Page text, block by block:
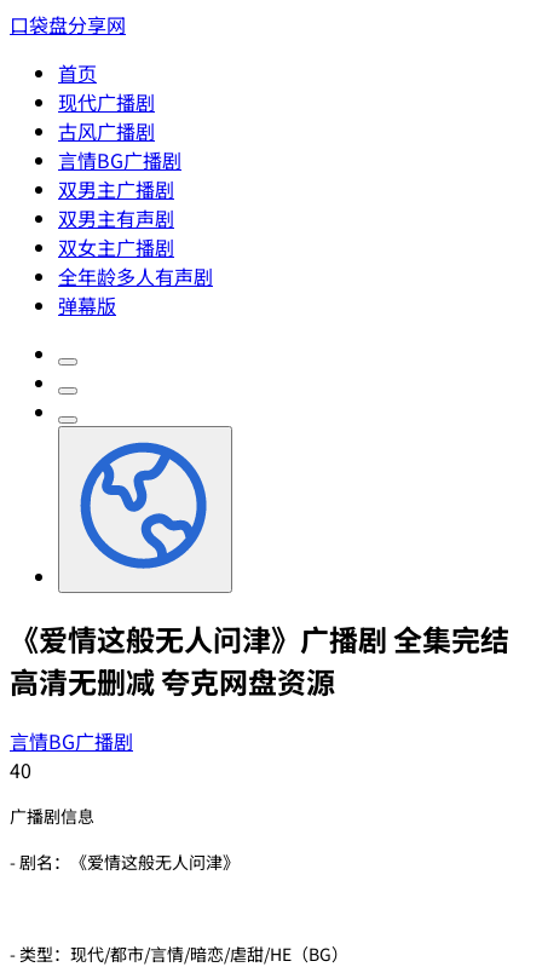
口袋盘分享网
首页
现代广播剧
古风广播剧
言情BG广播剧
双男主广播剧
双男主有声剧
双女主广播剧
全年龄多人有声剧
弹幕版
《爱情这般无人问津》广播剧 全集完结
高清无删减 夸克网盘资源
言情BG广播剧
40
广播剧信息
- 剧名：《爱情这般无人问津》
- 类型：现代/都市/言情/暗恋/虐甜/HE（BG）